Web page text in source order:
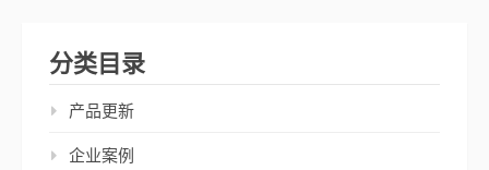
分类目录
产品更新
企业案例